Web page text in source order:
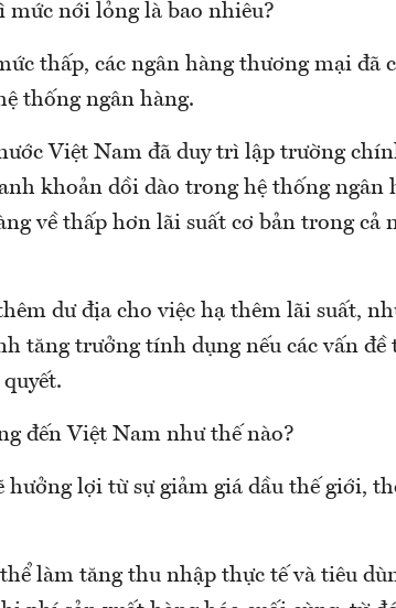
mức nới lỏng là bao nhiêu?
thấp, các ngân hàng thương mại đã
thống ngân hàng.
Việt Nam đã duy trì lập trường
khoản dồi dào trong hệ thống ngân
về thấp hơn lãi suất cơ bản trong cả
dư địa cho việc hạ thêm lãi suất,
tăng trưởng tính dụng nếu các vấn đề
đến Việt Nam như thế nào?
hưởng lợi từ sự giảm giá dầu thế giới,
làm tăng thu nhập thực tế và tiêu